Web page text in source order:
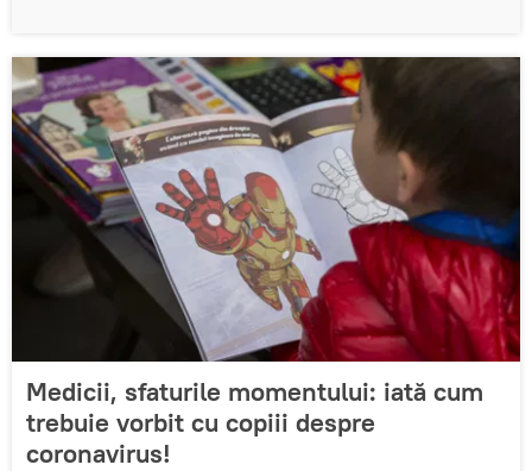
Medicii, sfaturile momentului: iată cum
trebuie vorbit cu copiii despre
coronavirus!